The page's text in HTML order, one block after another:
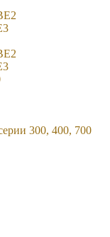
300, 400, 700